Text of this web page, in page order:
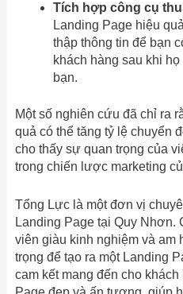
Tích hợp công cụ
Landing Page hiệu
thập thông tin để bạn
khách hàng sau khi
bạn.
Một số nghiên cứu đã chỉ ra
quả có thể tăng tỷ lệ chuyển
cho thấy sự quan trọng của
trong chiến lược marketing
Tổng Lực là một đơn vị
Landing Page tại Quy Nhơn.
viên giàu kinh nghiệm và am
trọng để tạo ra một Landing
cam kết mang đến cho